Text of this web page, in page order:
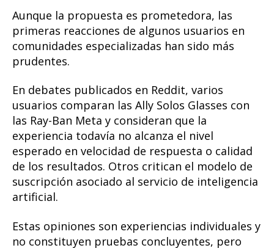
Aunque la propuesta es prometedora, las
primeras reacciones de algunos usuarios en
comunidades especializadas han sido más
prudentes.
En debates publicados en Reddit, varios
usuarios comparan las Ally Solos Glasses con
las Ray-Ban Meta y consideran que la
experiencia todavía no alcanza el nivel
esperado en velocidad de respuesta o calidad
de los resultados. Otros critican el modelo de
suscripción asociado al servicio de inteligencia
artificial.
Estas opiniones son experiencias individuales y
no constituyen pruebas concluyentes, pero